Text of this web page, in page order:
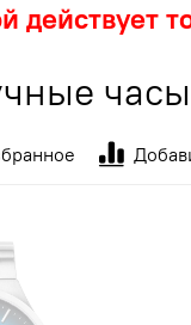
действует